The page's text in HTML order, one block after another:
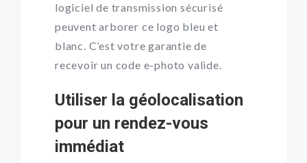
logiciel de transmission sécurisé
peuvent arborer ce logo bleu et
blanc. C’est votre garantie de
recevoir un code e-photo valide.
Utiliser la géolocalisation
pour un rendez-vous
immédiat